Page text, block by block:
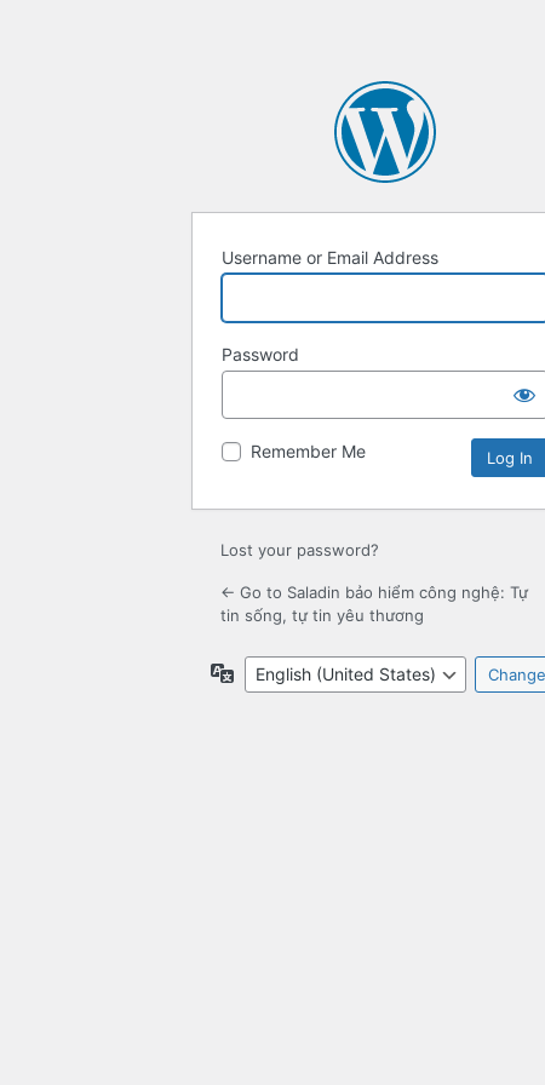
Username or Email Address
Password
Remember Me
Lost your password?
← Go to Saladin bảo hiểm công nghệ: Tự
tin sống, tự tin yêu thương
Language